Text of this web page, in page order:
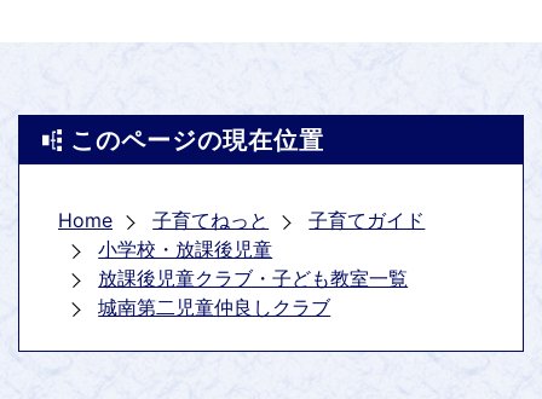
このページの現在位置
Home 子育てねっと
子育てガイド
小学校・放課後児童
放課後児童クラブ・子ども教室一覧
城南第二児童仲良しクラブ